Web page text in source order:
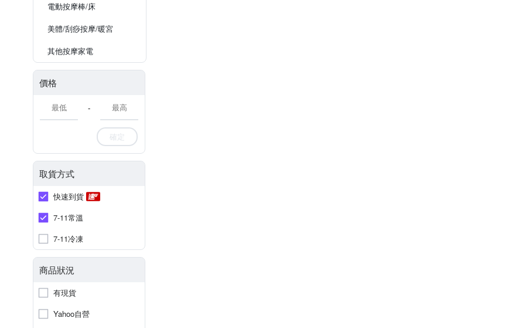
電動按摩棒/床
美體/刮痧按摩/暖宮
其他按摩家電
價格
-
確定
取貨方式
快速到貨
7-11常溫
7-11冷凍
商品狀況
有現貨
Yahoo自營